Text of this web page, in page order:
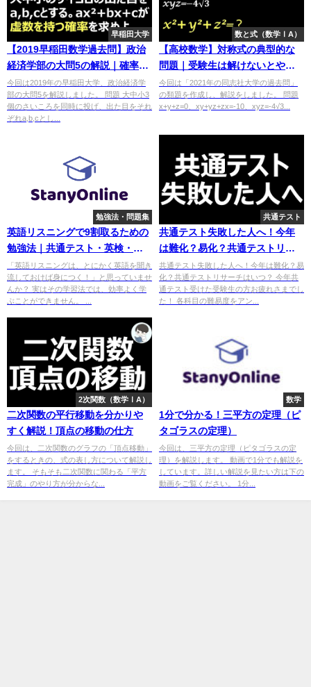
早稲田大学
【2019早稲田数学過去問】政治
経済学部の大問5の解説｜確率と
2次方程式複合問題
今回は2019年の早稲田大学、政治経済学
部の大問5を解説しました。 問題 大中小3
個のさいころを同時に投げ、出た目をそれ
ぞれa,b,cとし...
数と式（数学ⅠA）
【高校数学】対称式の典型的な
問題｜受験生は解けないとやば
い。。。
今回は「2021年の同志社大学の過去問」
の類題を作成し、解説をしました。 問題
x+y+z=0、xy+yz+zx=-10、xyz=-4√3...
勉強法・問題集
英語リスニングで9割取るための
勉強法｜共通テスト・英検・
TOEICもコレで伸びます
「英語リスニングは、とにかく英語を聞き
流しておけば身につく！」と思っていませ
んか？ 実はその学習法では、効率よく学
ぶことができません。 ...
共通テスト
共通テスト失敗した人へ！今年
は難化？易化？共通テストリサ
ーチはいつ？
共通テスト失敗した人へ！今年は難化？易
化？共通テストリサーチはいつ？ 今年共
通テスト受けた受験生の方お疲れさまでし
た！ 各科目の難易度をアン...
2次関数（数学ⅠA）
二次関数の平行移動を分かりや
すく解説！頂点の移動の仕方
今回は、二次関数のグラフの「頂点移動」
をするときの、式の表し方について解説し
ます。 そもそも二次関数に関わる「平方
完成」のやり方が分からな...
数学
1分で分かる！三平方の定理（ピ
タゴラスの定理）
今回は、三平方の定理（ピタゴラスの定
理）を解説します。 動画で1分でも解説を
しています。詳しい解説を見たい方は下の
動画をご覧ください。 1分...